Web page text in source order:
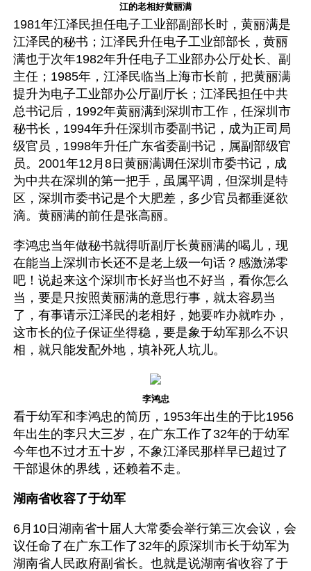
江的老相好黄丽满
1981年江泽民担任电子工业部副部长时，黄丽满是
江泽民的秘书；江泽民升任电子工业部部长，黄丽
满也于次年1982年升任电子工业部办公厅处长、副
主任；1985年，江泽民临当上海市长前，把黄丽满
提升为电子工业部办公厅副厅长；江泽民担任中共
总书记后，1992年黄丽满到深圳市工作，任深圳市
秘书长，1994年升任深圳市委副书记，成为正司局
级官员，1998年升任广东省委副书记，属副部级官
员。2001年12月8日黄丽满调任深圳市委书记，成
为中共在深圳的第一把手，虽属平调，但深圳是特
区，深圳市委书记是个大肥差，多少官员都垂涎欲
滴。黄丽满的前任是张高丽。
李鸿忠当年做秘书就得听副厅长黄丽满的喝儿，现
在能当上深圳市长还不是老上级一句话？感激涕零
吧！说起来这个深圳市长好当也不好当，看你怎么
当，要是只按照黄丽满的意思行事，就太容易当
了，有事请示江泽民的老相好，她要咋办就咋办，
这市长的位子保证坐得稳，要是象于幼军那么不识
相，就只能发配外地，填补死人坑儿。
李鸿忠
看于幼军和李鸿忠的简历，1953年出生的于比1956
年出生的李只大三岁，在广东工作了32年的于幼军
今年也不过才五十岁，不象江泽民那样早已超过了
干部退休的界线，还赖着不走。
湖南省收容了于幼军
6月10日湖南省十届人大常委会举行第三次会议，会
议任命了在广东工作了32年的原深圳市长于幼军为
湖南省人民政府副省长。也就是说湖南省收容了于